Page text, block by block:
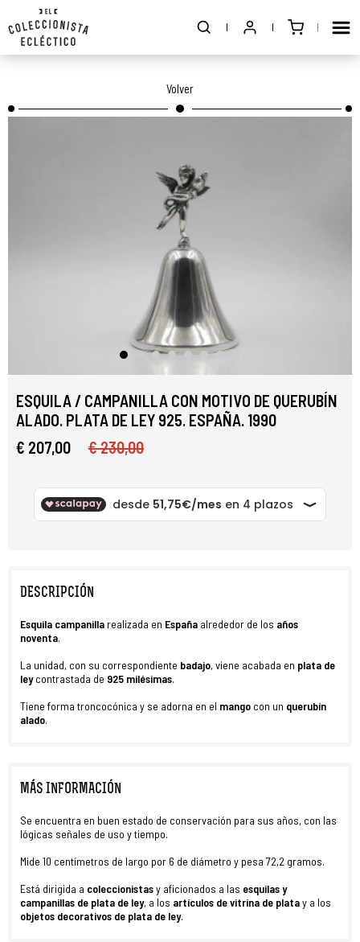
Volver
ESQUILA / CAMPANILLA CON MOTIVO DE QUERUBÍN
ALADO. PLATA DE LEY 925. ESPAÑA. 1990
€ 207,00
€ 230,00
DESCRIPCIÓN
Esquila campanilla realizada en España alrededor de los años
noventa.
La unidad, con su correspondiente badajo, viene acabada en plata de
leycontrastada de 925 milésimas.
Tiene forma troncocónica y se adorna en el mango con un querubín
alado.
MÁS INFORMACIÓN
Se encuentra en buen estado de conservación para sus años, con las
lógicas señales de uso y tiempo.
Mide 10 centímetros de largo por 6 de diámetro y pesa 72,2 gramos.
Está dirigida a coleccionistasy aficionados a las esquilas y
campanillas de plata de ley, a los artículos de vitrina de platay a los
objetos decorativos de plata de ley.